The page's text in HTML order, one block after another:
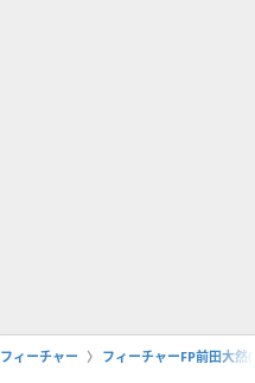
フィーチャー フィーチャーFP前田大